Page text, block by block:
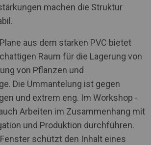
machen die Struktur
aus dem starken PVC bietet
Raum für die Lagerung von
von Pflanzen und
Die Ummantelung ist gegen
und extrem eng. Im Workshop -
Arbeiten im Zusammenhang mit
und Produktion durchführen.
schützt den Inhalt eines